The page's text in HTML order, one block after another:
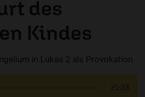
des
Kindes
in Lukas 2 als Provokation
21:33